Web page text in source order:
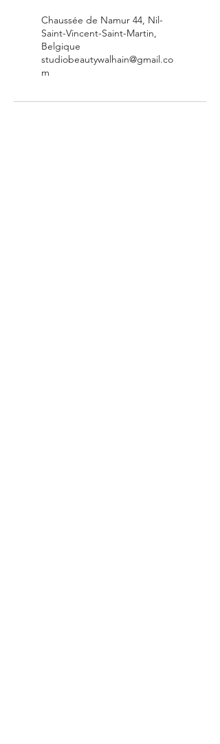
Chaussée de Namur 44, Nil-
Saint-Vincent-Saint-Martin,
Belgique
studiobeautywalhain@gmail.co
m